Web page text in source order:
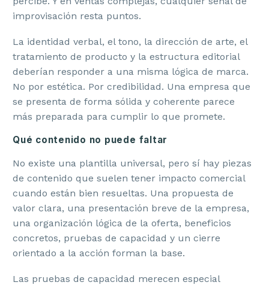
improvisación resta puntos.
La identidad verbal, el tono, la dirección de arte, el
tratamiento de producto y la estructura editorial
deberían responder a una misma lógica de marca.
No por estética. Por credibilidad. Una empresa que
se presenta de forma sólida y coherente parece
más preparada para cumplir lo que promete.
Qué contenido no puede faltar
No existe una plantilla universal, pero sí hay piezas
de contenido que suelen tener impacto comercial
cuando están bien resueltas. Una propuesta de
valor clara, una presentación breve de la empresa,
una organización lógica de la oferta, beneficios
concretos, pruebas de capacidad y un cierre
orientado a la acción forman la base.
Las pruebas de capacidad merecen especial